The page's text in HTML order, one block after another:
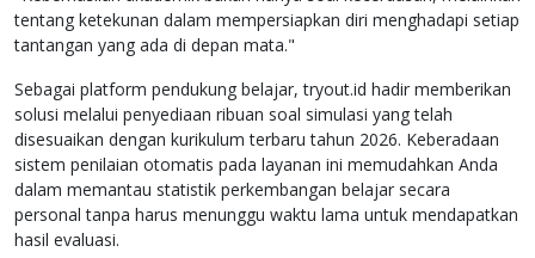
tentang ketekunan dalam mempersiapkan diri menghadapi setiap
tantangan yang ada di depan mata."
Sebagai platform pendukung belajar, tryout.id hadir memberikan
solusi melalui penyediaan ribuan soal simulasi yang telah
disesuaikan dengan kurikulum terbaru tahun 2026. Keberadaan
sistem penilaian otomatis pada layanan ini memudahkan Anda
dalam memantau statistik perkembangan belajar secara
personal tanpa harus menunggu waktu lama untuk mendapatkan
hasil evaluasi.